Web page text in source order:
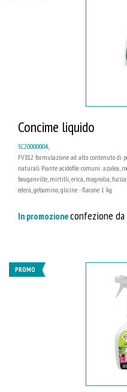
Concime liquido
5C20000004,
FV812 formulazione ad alto contenuto di
naturali. Piante acidofile comuni: azalea,
bouganville, mirtilli, erica, magnolia,
edera, gelsomino, glicine - flacone 1 kg
In promozioneconfezione da
PROMO